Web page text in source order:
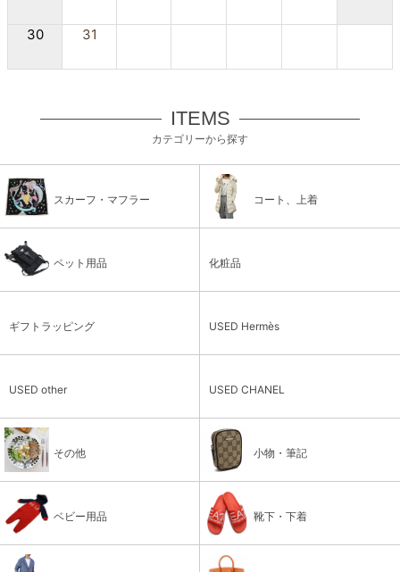
30 31
ITEMS
カテゴリーから探す
スカーフ・マフラー コート、上着
ペット用品 化粧品
ギフトラッピング USED Hermès
USED other USED CHANEL
その他 小物・筆記
ベビー用品 靴下・下着